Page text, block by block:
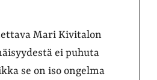
Mari Kivitalon
ei puhuta
se on iso ongelma